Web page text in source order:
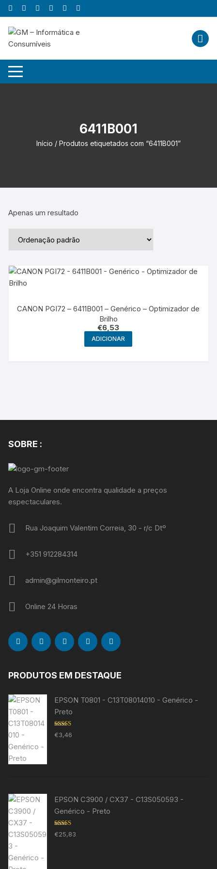
Skip
to
content
6411B001
Início / Produtos etiquetados com “6411B001”
Apenas um resultado
CANON PGI72 – 6411B001 – Genérico – Optimizador de
Brilho
€6,53
ADICIONAR
SOBRE :
A Loja Online onde encontra qualidade a preços
espectaculares.
Rua Joaquim Valentim Correia, 30 - r/c Dtº
+351 912284314
admin@gilmonteiro.pt
Online 24 Horas
PRODUTOS EM DESTAQUE
EPSON T0801 - C13T08014010 - Genérico -
Preto
Avaliação
5.00 de 5
€3,46
EPSON C3900 / CX37 - C13S050593 -
Genérico - Preto
Avaliação
5.00de 5
€25,83